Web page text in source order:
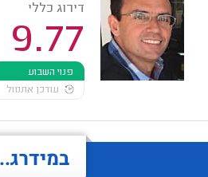
דירוג כללי
9.77
פנוי השבוע
עודכן אתמול